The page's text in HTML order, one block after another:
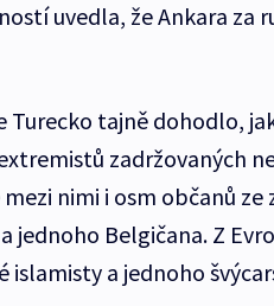
uvedla, že Ankara za
Turecko tajně dohodlo,
zadržovaných
nimi i osm občanů ze
jednoho Belgičana. Z
islamisty a jednoho